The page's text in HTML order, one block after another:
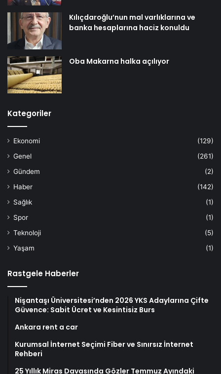
Kılıçdaroğlu’nun mal varlıklarına ve
banka hesaplarına haciz konuldu
Oba Makarna halka açılıyor
Kategoriler
Ekonomi
(129)
Genel
(261)
Gündem
(2)
Haber
(142)
Sağlık
(1)
Spor
(1)
Teknoloji
(5)
Yaşam
(1)
Rastgele Haberler
Nişantaşı Üniversitesi’nden 2026 YKS Adaylarına Çifte
Güvence: Sabit Ücret ve Kesintisiz Burs
Ankara rent a car
Kurumsal İnternet Seçimi Fiber ve Sınırsız İnternet
Rehberi
25 Yıllık Miras Davasında Gözler Temmuz Ayındaki